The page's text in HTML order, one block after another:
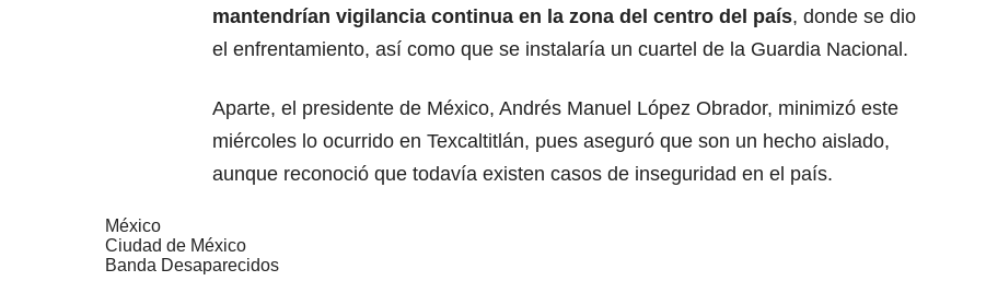
mantendrían vigilancia continua en la zona del centro del país, donde se dio
el enfrentamiento, así como que se instalaría un cuartel de la Guardia Nacional.
Aparte, el presidente de México, Andrés Manuel López Obrador, minimizó este
miércoles lo ocurrido en Texcaltitlán, pues aseguró que son un hecho aislado,
aunque reconoció que todavía existen casos de inseguridad en el país.
México
Ciudad de México
Banda Desaparecidos